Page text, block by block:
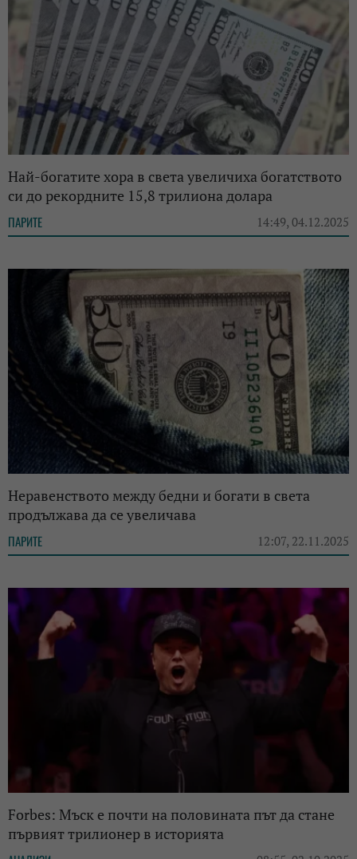
Най-богатите хора в света увеличиха богатството
си до рекордните 15,8 трилиона долара
ПАРИТЕ 14:49, 04.12.2025
Неравенството между бедни и богати в света
продължава да се увеличава
ПАРИТЕ 12:07, 22.11.2025
Forbes: Мъск е почти на половината път да стане
първият трилионер в историята